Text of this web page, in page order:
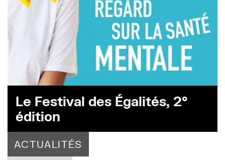
Le Festival des Égalités, 2°
édition
ACTUALITÉS